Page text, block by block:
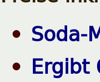
Soda-
Ergibt